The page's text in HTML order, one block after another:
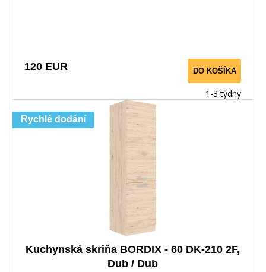
120 EUR DO KOŠÍKA
1-3 týdny
Rychlé dodání
Kuchynská skriňa BORDIX - 60 DK-210 2F,
Dub / Dub